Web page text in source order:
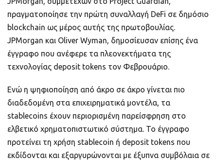
πραγματοποίησε την πρώτη συναλλαγή DeFi σε δημόσιο
blockchain ως μέρος αυτής της πρωτοβουλίας.
JPMorgan και Oliver Wyman, δημοσίευσαν επίσης ένα
έγγραφο που ανέφερε τα πλεονεκτήματα της
τεχνολογίας deposit tokens τον Φεβρουάριο.
Ενώ η ψηφιοποίηση από άκρο σε άκρο γίνεται πιο
διαδεδομένη στα επιχειρηματικά μοντέλα, τα
stablecoins έχουν περιορισμένη παρείσφρηση στο
ελβετικό χρηματοπιστωτικό σύστημα. Το έγγραφο
προτείνει τη χρήση stablecoin ή deposit tokens που
εκδίδονται και εξαργυρώνονται με έξυπνα συμβόλαια σε